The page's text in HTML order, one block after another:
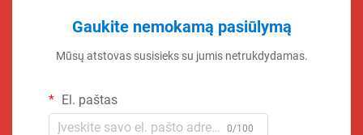
Gaukite nemokamą pasiūlymą
Mūsų atstovas susisieks su jumis netrukdydamas.
El. paštas
0/100